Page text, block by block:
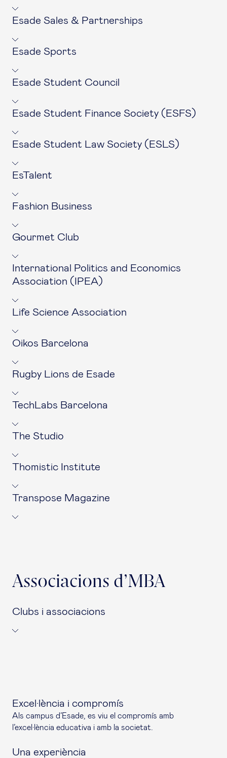
Esade Sales & Partnerships
Esade Sports
Esade Student Council
Esade Student Finance Society (ESFS)
Esade Student Law Society (ESLS)
EsTalent
Fashion Business
Gourmet Club
International Politics and Economics
Association (IPEA)
Life Science Association
Oikos Barcelona
Rugby Lions de Esade
TechLabs Barcelona
The Studio
Thomistic Institute
Transpose Magazine
Associacions d’MBA
Clubs i associacions
Excel·lència i compromís
Als campus d’Esade, es viu el compromís amb
l’excel·lència educativa i amb la societat.
Una experiència